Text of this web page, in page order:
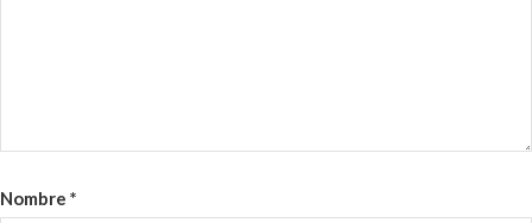
Nombre *